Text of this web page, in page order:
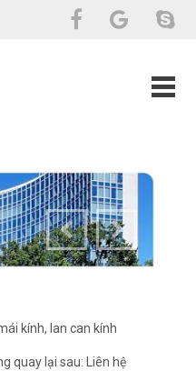
kính, lan can kính
quay lại sau: Liên hệ